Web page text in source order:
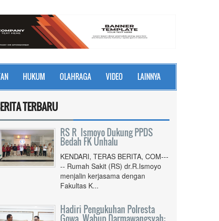
HUKUM OLAHRAGA VIDEO LAINNYA
TERBARU
RS R Ismoyo Dukung PPDS
Bedah FK Unhalu
KENDARI, TERAS BERITA, COM---
-- Rumah Sakit (RS) dr.R.Ismoyo
menjalin kerjasama dengan
Fakultas K...
Hadiri Pengukuhan Polresta